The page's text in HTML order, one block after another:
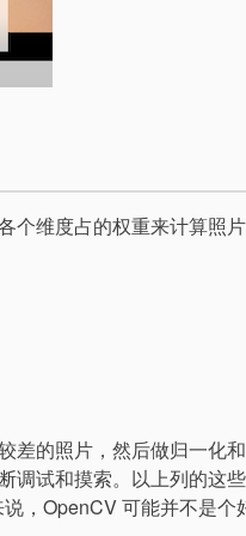
个维度占的权重来计算照
差的照片，然后做归一化
调试和摸索。以上列的这
，OpenCV 可能并不是个